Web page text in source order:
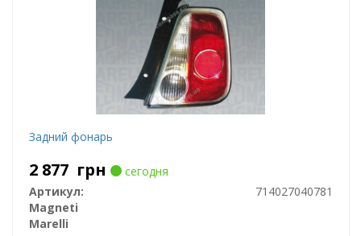
Задний фонарь
2 877 грн
сегодня
Артикул:
714027040781
Magneti
Marelli